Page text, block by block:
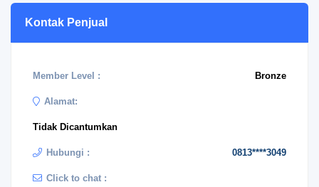
Kontak Penjual
Member Level : Bronze
Alamat:
Tidak Dicantumkan
Hubungi : 0813****3049
Click to chat :